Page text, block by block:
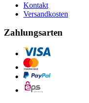
Kontakt
Versandkosten
Zahlungsarten